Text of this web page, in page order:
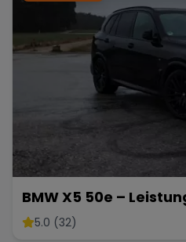
BMW X5 50e –
Hybrid-SUV mit 489 PS
5.0 (32)